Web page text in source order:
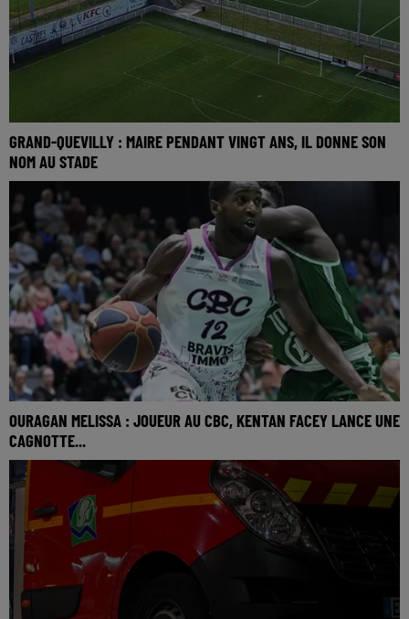
GRAND-QUEVILLY : MAIRE PENDANT VINGT ANS, IL DONNE SON
NOM AU STADE
OURAGAN MELISSA : JOUEUR AU CBC, KENTAN FACEY LANCE UNE
CAGNOTTE...